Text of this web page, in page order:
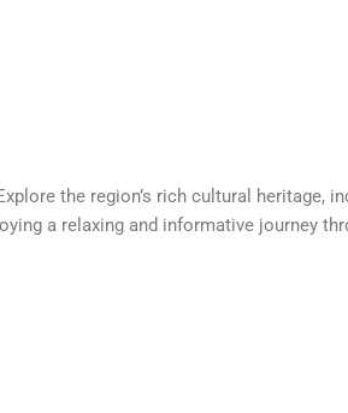
the region’s rich cultural heritage,
a relaxing and informative journey